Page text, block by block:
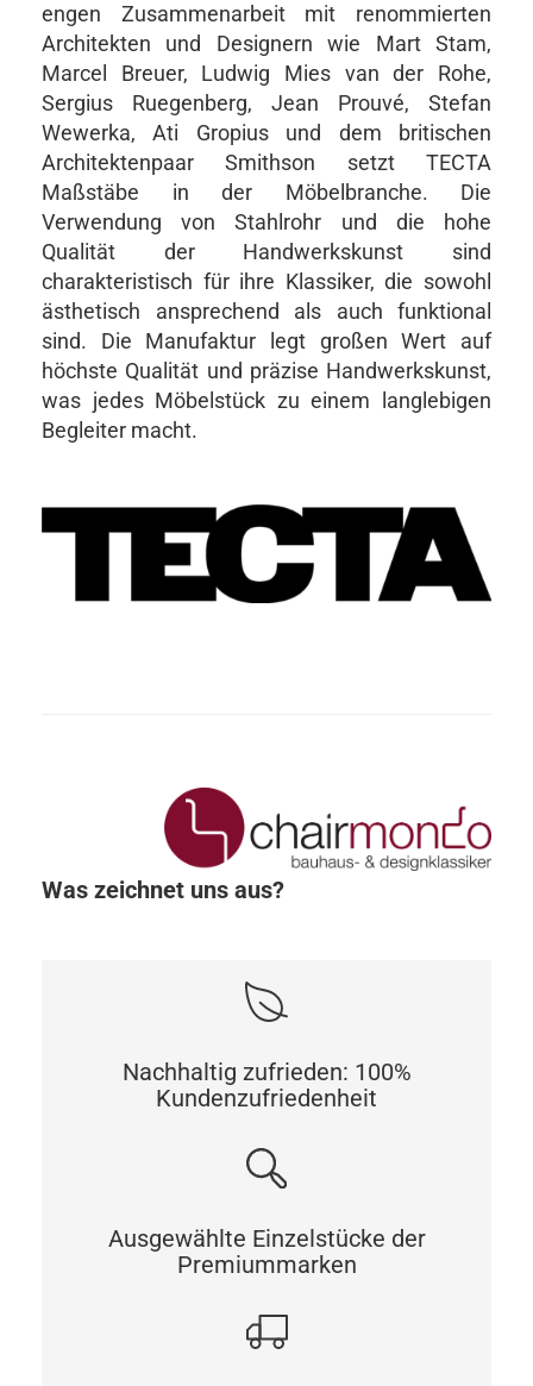
engen Zusammenarbeit mit renommierten
Architekten und Designern wie Mart Stam,
Marcel Breuer, Ludwig Mies van der Rohe,
Sergius Ruegenberg, Jean Prouvé, Stefan
Wewerka, Ati Gropius und dem britischen
Architektenpaar Smithson setzt TECTA
Maßstäbe in der Möbelbranche. Die
Verwendung von Stahlrohr und die hohe
Qualität der Handwerkskunst sind
charakteristisch für ihre Klassiker, die sowohl
ästhetisch ansprechend als auch funktional
sind. Die Manufaktur legt großen Wert auf
höchste Qualität und präzise Handwerkskunst,
was jedes Möbelstück zu einem langlebigen
Begleiter macht.
Was zeichnet uns aus?
Nachhaltig zufrieden: 100%
Kundenzufriedenheit
Ausgewählte Einzelstücke der
Premiummarken